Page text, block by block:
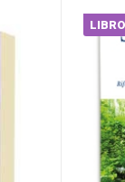
LIBRO